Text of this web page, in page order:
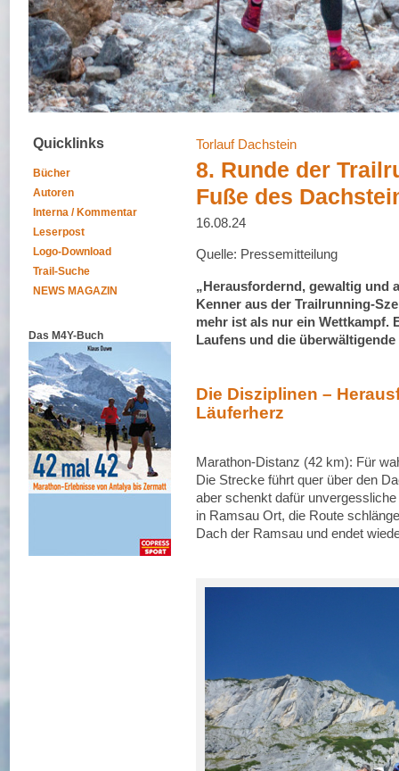
Quicklinks
Bücher
Autoren
Interna / Kommentar
Leserpost
Logo-Download
Trail-Suche
NEWS MAGAZIN
Das M4Y-Buch
Torlauf Dachstein
8. Runde der
Fuße des
16.08.24
Quelle: Pressemitteilung
„Herausfordernd, gewaltig und
Kenner aus der Trailrunning-
mehr ist als nur ein Wettkampf.
Laufens und die
Die Disziplinen –
Läuferherz
Marathon-Distanz (42 km): Für
Die Strecke führt quer über den
aber schenkt dafür
in Ramsau Ort, die Route
Dach der Ramsau und endet